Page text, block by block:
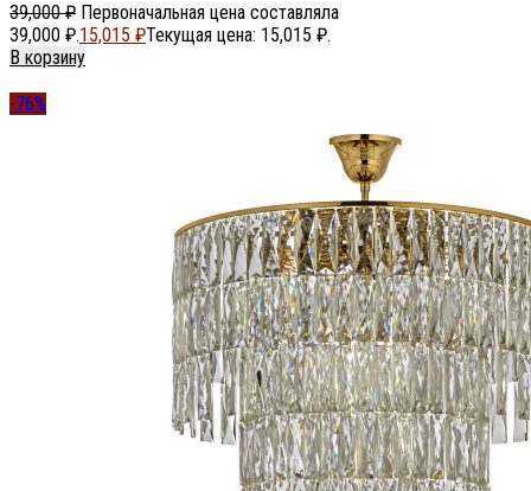
39,000₽ Первоначальная цена составляла
39,000 ₽.15,015 ₽Текущая цена: 15,015 ₽.
В корзину
-76%